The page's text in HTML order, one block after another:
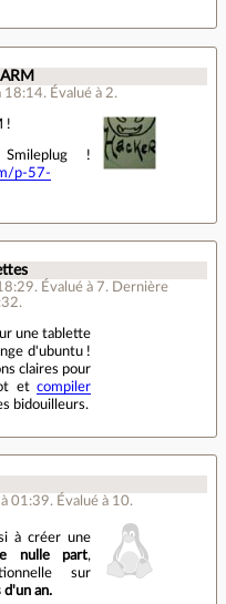
18:14. Évalué à 2.
!
!
p-57-
. Évalué à 7. Dernière
une tablette
d'ubuntu !
claires pour
et compiler
bidouilleurs.
01:39. Évalué à 10.
à créer une
nulle part,
sur
d'un an.